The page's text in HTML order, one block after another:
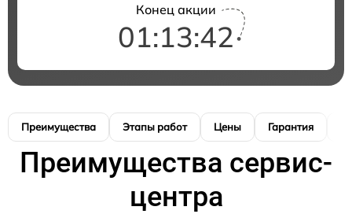
Конец акции
01:13:41
Преимущества Этапы работ Цены Гарантия
Преимущества сервис-
центра